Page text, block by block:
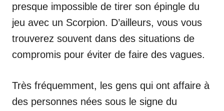
presque impossible de tirer son épingle du
jeu avec un Scorpion. D’ailleurs, vous vous
trouverez souvent dans des situations de
compromis pour éviter de faire des vagues.
Très fréquemment, les gens qui ont affaire à
des personnes nées sous le signe du